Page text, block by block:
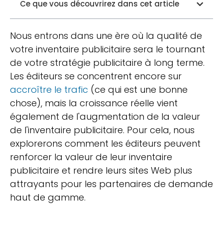
Ce que vous découvrirez dans cet article
Nous entrons dans une ère où la qualité de
votre inventaire publicitaire sera le tournant
de votre stratégie publicitaire à long terme.
Les éditeurs se concentrent encore sur
accroître le trafic (ce qui est une bonne
chose), mais la croissance réelle vient
également de l'augmentation de la valeur
de l'inventaire publicitaire. Pour cela, nous
explorerons comment les éditeurs peuvent
renforcer la valeur de leur inventaire
publicitaire et rendre leurs sites Web plus
attrayants pour les partenaires de demande
haut de gamme.